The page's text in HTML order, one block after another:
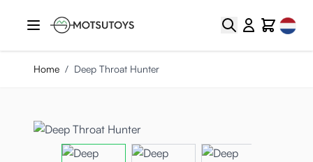
Zoek
CartSelect
Home / Deep Throat Hunter